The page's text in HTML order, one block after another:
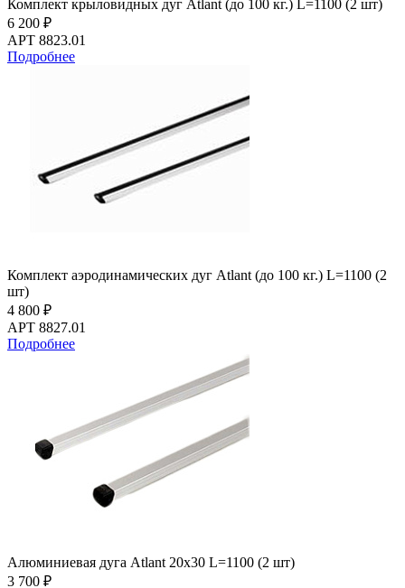
Комплект крыловидных дуг Atlant (до 100 кг.) L=1100 (2 шт)
6 200 ₽
АРТ 8823.01
Подробнее
Комплект аэродинамических дуг Atlant (до 100 кг.) L=1100 (2
шт)
4 800 ₽
АРТ 8827.01
Подробнее
Алюминиевая дуга Atlant 20х30 L=1100 (2 шт)
3 700 ₽